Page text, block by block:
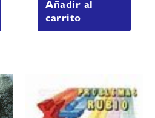
Añadir al
carrito